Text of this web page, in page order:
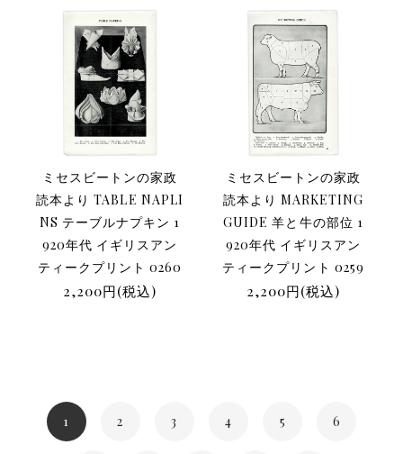
ミセスビートンの家政
読本より TABLE NAPLI
NS テーブルナプキン 1
920年代 イギリスアン
ティークプリント 0260
2,200円(税込)
ミセスビートンの家政
読本より MARKETING
GUIDE 羊と牛の部位 1
920年代 イギリスアン
ティークプリント 0259
2,200円(税込)
1 2 3 4 5 6